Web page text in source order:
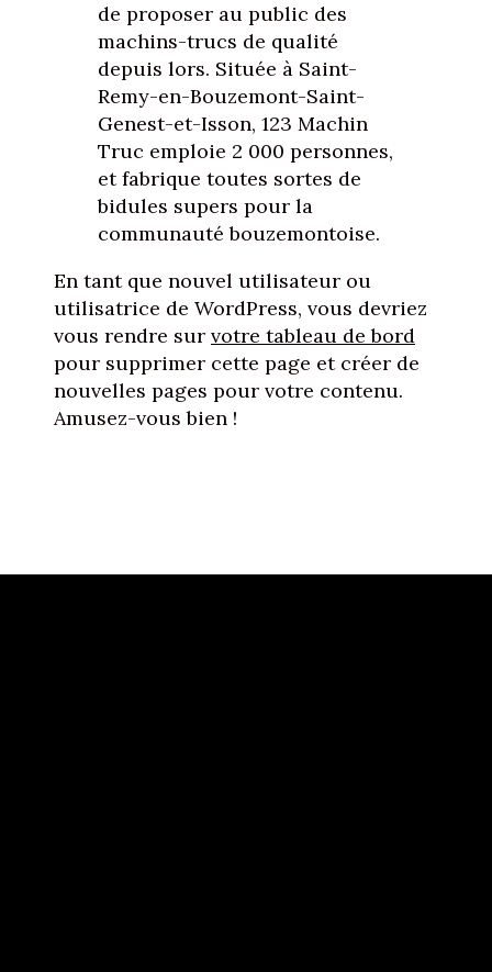
de proposer au public des
machins-trucs de qualité
depuis lors. Située à Saint-
Remy-en-Bouzemont-Saint-
Genest-et-Isson, 123 Machin
Truc emploie 2 000 personnes,
et fabrique toutes sortes de
bidules supers pour la
communauté bouzemontoise.
En tant que nouvel utilisateur ou
utilisatrice de WordPress, vous devriez
vous rendre sur votre tableau de bord
pour supprimer cette page et créer de
nouvelles pages pour votre contenu.
Amusez-vous bien !